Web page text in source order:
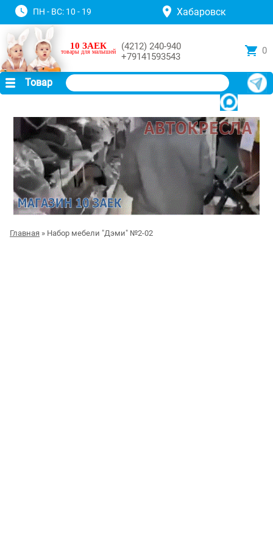
ПН - ВС: 10 - 19 Хабаровск
10 ЗАЕК
товары для малышей
(4212) 240-940
+79141593543
0
Товар
Главная » Набор мебели "Дэми" №2-02